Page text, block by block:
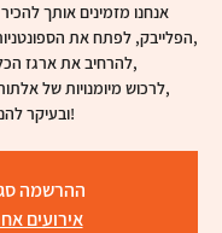
אנחנו מזמינים אותך
הפלייבק, לפתח את
להרחיב את ארגז
לרכוש מיומנויות של
ובעיקר להנות!
ההרשמה
אירועים